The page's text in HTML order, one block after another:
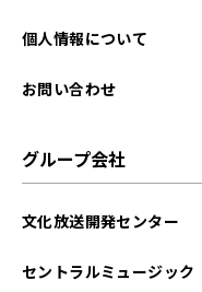
個人情報について
お問い合わせ
グループ会社
文化放送開発センター
セントラルミュージック